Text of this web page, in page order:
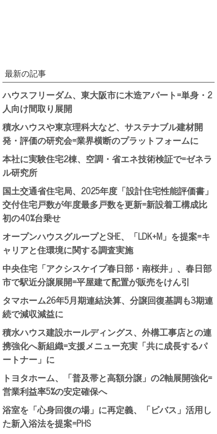
最新の記事
ハウスフリーダム、東大阪市に木造アパート=単身・2
人向け間取り展開
積水ハウスや東京理科大など、サステナブル建材開
発・評価の研究会=業界横断のプラットフォームに
本社に実験住宅2棟、空調・省エネ技術検証で=ゼネラ
ル研究所
国土交通省住宅局、2025年度「設計住宅性能評価書」
交付住宅戸数が年度最多戸数を更新=新設着工構成比
初の40%台乗せ
オープンハウスグループとSHE、「LDK+M」を提案=キ
ャリアと住環境に関する調査実施
中央住宅「アクシスケイプ春日部・南桜井」、春日部
市で駅近分譲展開=平屋建て配置が販売をけん引
タマホーム26年5月期連結決算、分譲回復基調も3期連
続で減収減益に
積水ハウス建設ホールディングス、外構工事店との連
携強化へ新組織=支援メニュー充実「共に成長するパ
ートナー」に
トヨタホーム、「普及帯と高額分譲」の2軸展開強化=
営業利益率5%の安定確保へ
浴室を「心身回復の場」に再定義、「ビバス」活用し
た新入浴法を提案=PHS